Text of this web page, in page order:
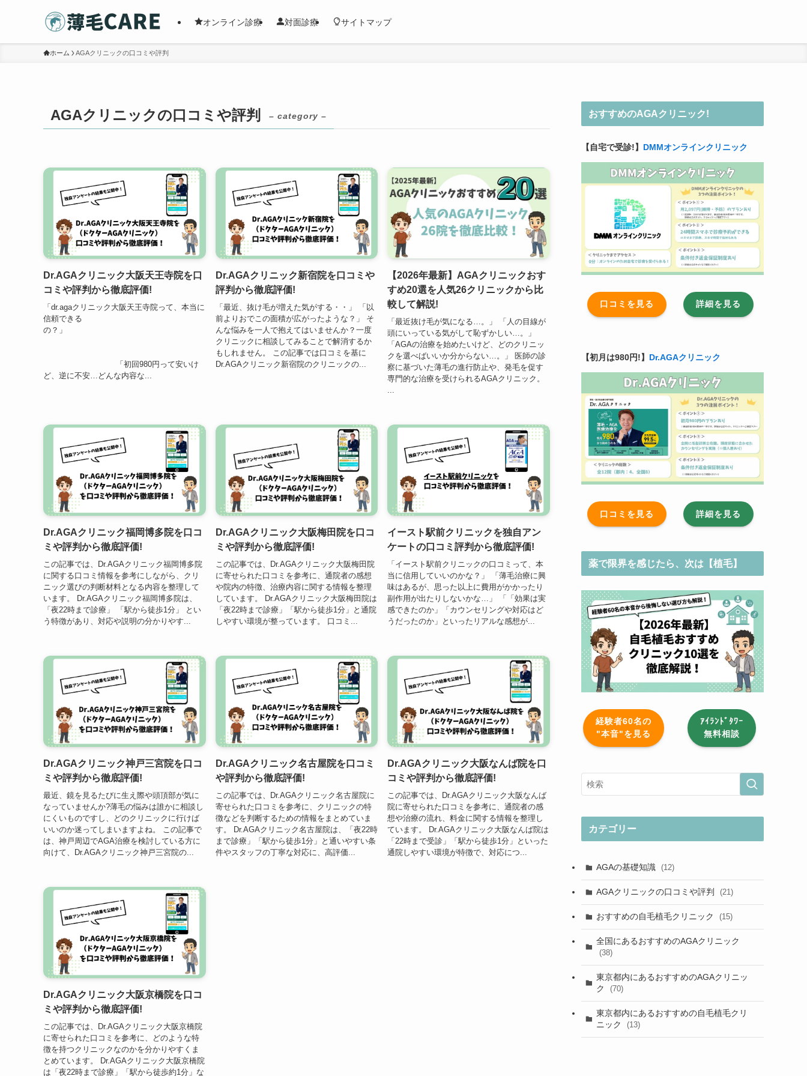
オンライン診療 対面診療 サイトマップ
ホーム AGAクリニックの口コミや評判
AGAクリニックの口コミや評判 – category –
Dr.AGAクリニック大阪天王寺院を口
コミや評判から徹底評価!
「dr.agaクリニック大阪天王寺院って、本当に
信頼できる
の？」
「初回980円って安いけ
ど、逆に不安…どんな内容な...
Dr.AGAクリニック新宿院を口コミや
評判から徹底評価!
「最近、抜け毛が増えた気がする・・」 「以
前よりおでこの面積が広がったような？」 そ
んな悩みを一人で抱えてはいませんか？一度
クリニックに相談してみることで解消するか
もしれません。 この記事では口コミを基に
Dr.AGAクリニック新宿院のクリニックの...
【2026年最新】AGAクリニックおす
すめ20選を人気26クリニックから比
較して解説!
「最近抜け毛が気になる…。」 「人の目線が
頭にいっている気がして恥ずかしい…。」
「AGAの治療を始めたいけど、どのクリニッ
クを選べばいいか分からない…。」 医師の診
察に基づいた薄毛の進行防止や、発毛を促す
専門的な治療を受けられるAGAクリニック。
Dr.AGAクリニック福岡博多院を口コ
ミや評判から徹底評価!
この記事では、Dr.AGAクリニック福岡博多院
に関する口コミ情報を参考にしながら、クリ
ニック選びの判断材料となる内容を整理して
います。 Dr.AGAクリニック福岡博多院は、
「夜22時まで診療」 「駅から徒歩1分」 とい
う特徴があり、対応や説明の分かりやす...
Dr.AGAクリニック大阪梅田院を口コ
ミや評判から徹底評価!
この記事では、Dr.AGAクリニック大阪梅田院
に寄せられた口コミを参考に、通院者の感想
や院内の特徴、治療内容に関する情報を整理
しています。 Dr.AGAクリニック大阪梅田院は
「夜22時まで診療」「駅から徒歩1分」と通院
しやすい環境が整っています。 口コミ...
イースト駅前クリニックを独自アン
ケートの口コミ評判から徹底評価!
「イースト駅前クリニックの口コミって、本
当に信用していいのかな？」 「薄毛治療に興
味はあるが、思った以上に費用がかかったり
副作用が出たりしないかな…」 「「効果は実
感できたのか」「カウンセリングや対応はど
うだったのか」といったリアルな感想が...
Dr.AGAクリニック神戸三宮院を口コ
ミや評判から徹底評価!
最近、鏡を見るたびに生え際や頭頂部が気に
なっていませんか?薄毛の悩みは誰かに相談し
にくいものですし、どのクリニックに行けば
いいのか迷ってしまいますよね。 この記事で
は、神戸周辺でAGA治療を検討している方に
向けて、Dr.AGAクリニック神戸三宮院の...
Dr.AGAクリニック名古屋院を口コミ
や評判から徹底評価!
この記事では、Dr.AGAクリニック名古屋院に
寄せられた口コミを参考に、クリニックの特
徴などを判断するための情報をまとめていま
す。 Dr.AGAクリニック名古屋院は、「夜22時
まで診療」「駅から徒歩1分」と通いやすい条
件やスタッフの丁寧な対応に、高評価...
Dr.AGAクリニック大阪なんば院を口
コミや評判から徹底評価!
この記事では、Dr.AGAクリニック大阪なんば
院に寄せられた口コミを参考に、通院者の感
想や治療の流れ、料金に関する情報を整理し
ています。 Dr.AGAクリニック大阪なんば院は
「22時まで受診」「駅から徒歩1分」といった
通院しやすい環境が特徴で、対応につ...
Dr.AGAクリニック大阪京橋院を口コ
ミや評判から徹底評価!
この記事では、Dr.AGAクリニック大阪京橋院
に寄せられた口コミを参考に、どのような特
徴を持つクリニックなのかを分かりやすくま
とめています。 Dr.AGAクリニック大阪京橋院
は「夜22時まで診療」「駅から徒歩約1分」な
おすすめのAGAクリニック!
【自宅で受診!】 DMMオンラインクリニック
口コミを見る 詳細を見る
【初月は980円!】 Dr.AGAクリニック
口コミを見る 詳細を見る
薬で限界を感じたら、次は【植毛】
経験者60名の
"本音"を見る
ｱｲﾗﾝﾄﾞﾀﾜｰ
無料相談
カテゴリー
AGAの基礎知識 (12)
AGAクリニックの口コミや評判 (21)
おすすめの自毛植毛クリニック (15)
全国にあるおすすめのAGAクリニック
(38)
東京都内にあるおすすめのAGAクリニッ
ク
(70)
東京都内にあるおすすめの自毛植毛クリ
ニック
(13)